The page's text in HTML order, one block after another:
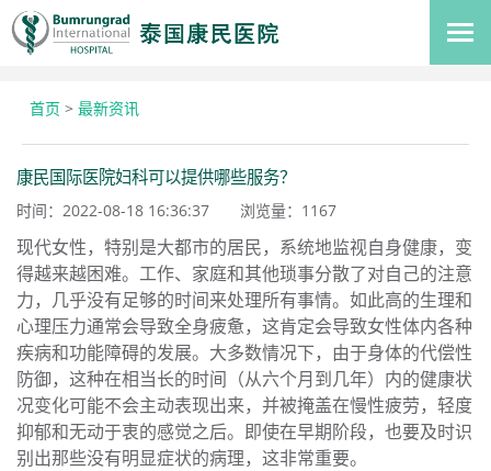
首页 > 最新资讯
康民国际医院妇科可以提供哪些服务？
时间：2022-08-18 16:36:37 浏览量： 1167
现代女性，特别是大都市的居民，系统地监视自身健康，变
得越来越困难。工作、家庭和其他琐事分散了对自己的注意
力，几乎没有足够的时间来处理所有事情。如此高的生理和
心理压力通常会导致全身疲惫，这肯定会导致女性体内各种
疾病和功能障碍的发展。大多数情况下，由于身体的代偿性
防御，这种在相当长的时间（从六个月到几年）内的健康状
况变化可能不会主动表现出来，并被掩盖在慢性疲劳，轻度
抑郁和无动于衷的感觉之后。即使在早期阶段，也要及时识
别出那些没有明显症状的病理，这非常重要。